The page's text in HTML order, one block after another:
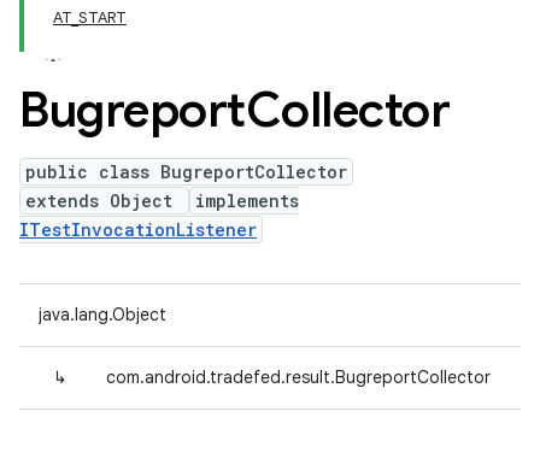
AT_START
BugreportCollector
public class BugreportCollector
extends Object
implements
ITestInvocationListener
java.lang.Object
↳ com.android.tradefed.result.BugreportCollector